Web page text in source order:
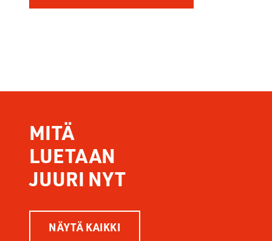
MITÄ
LUETAAN
JUURI NYT
NÄYTÄ KAIKKI